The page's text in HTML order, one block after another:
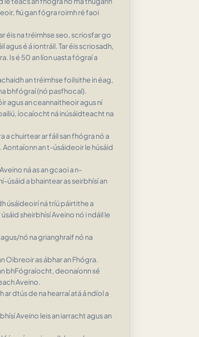
fiú gan fógra roimh ré faoi
éis na tréimhse seo, scriosfar go
agus é á iontráil. Tar éis scriosadh,
Is é 50 an líon uasta fógraí a
an tréimhse foilsithe in éag,
bhfógraí (nó pasfhocal).
agus an ceannaitheoir agus ní
íocaíocht ná inúsáidteacht na
chuirtear ar fáil san fhógra nó a
an t-úsáideoir le húsáid
ná as an gcaoi a n-
úsáid a bhaintear as seirbhísí an
úsáideoirí ná tríú páirtithe a
sheirbhísí Aveino nó i ndáil le
nó na grianghraif nó na
Oibreoir as ábhar an Fhógra.
bhFógraíocht, deonaíonn sé
Aveino.
dtús de na hearraí atá á ndíol a
Aveino leis an iarracht agus an